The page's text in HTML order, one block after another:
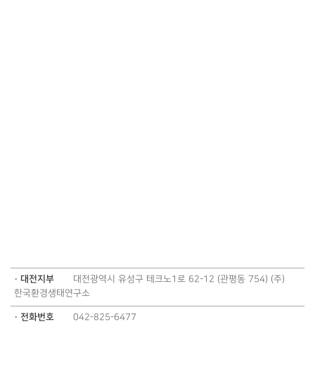
· 대전지부
대전광역시 유성구 테크노1로 62-12 (관평동 754) (주)
한국환경생태연구소
· 전화번호 042-825-6477